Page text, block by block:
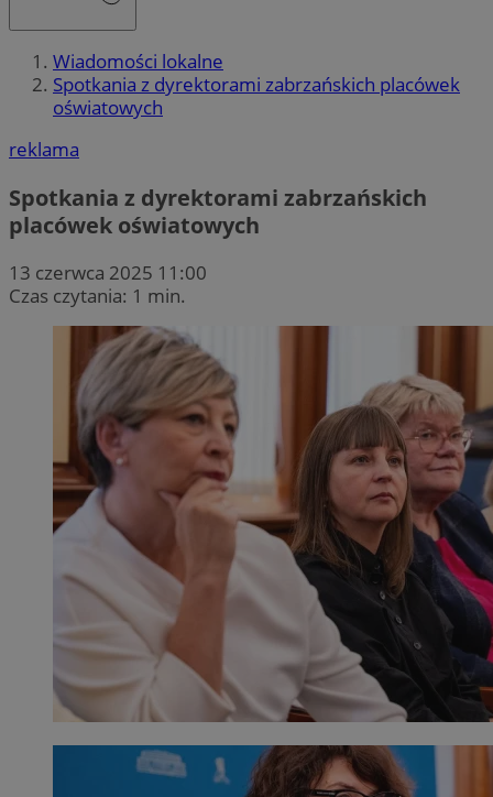
Wiadomości lokalne
Spotkania z dyrektorami zabrzańskich placówek
oświatowych
reklama
Spotkania z dyrektorami zabrzańskich
placówek oświatowych
13 czerwca 2025 11:00
Czas czytania: 1 min.